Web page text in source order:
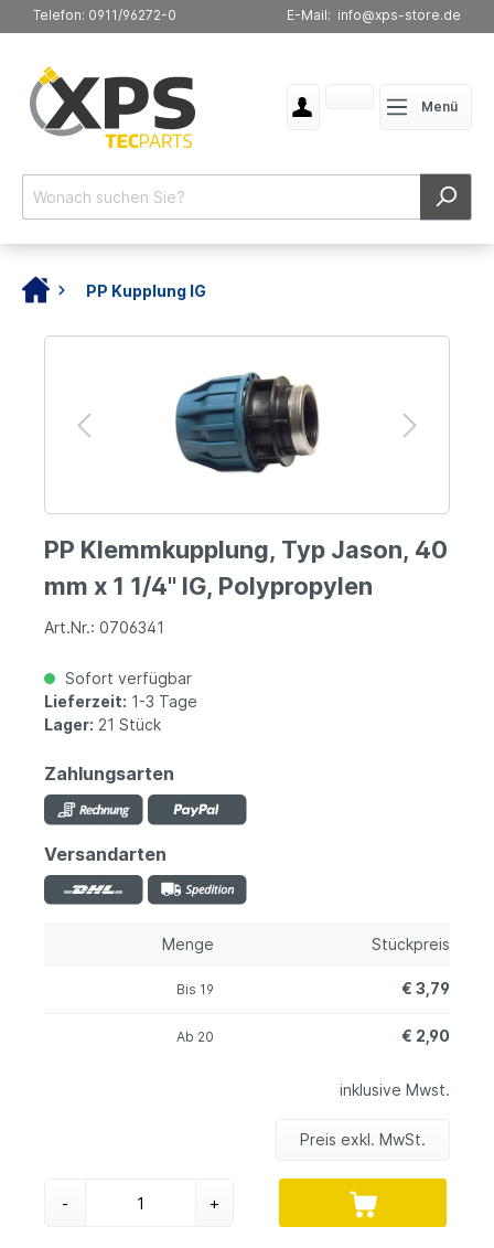
Telefon: 0911/96272-0 E-Mail: info@xps-store.de
Menü
PP Kupplung IG
PP Klemmkupplung, Typ Jason, 40
mm x 1 1/4" IG, Polypropylen
Art.Nr.: 0706341
Sofort verfügbar
Lieferzeit: 1-3 Tage
Lager: 21 Stück
Zahlungsarten
Versandarten
Menge Stückpreis
Bis 19 € 3,79
Ab 20 € 2,90
inklusive Mwst.
Preis exkl. MwSt.
- +